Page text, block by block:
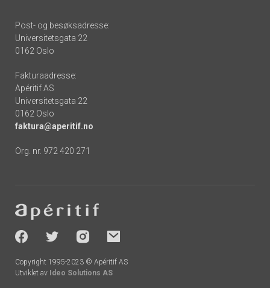
Post- og besøksadresse:
Universitetsgata 22
0162 Oslo
Fakturaadresse:
Apéritif AS
Universitetsgata 22
0162 Oslo
faktura@aperitif.no
Org. nr. 972 420 271
-
socials
Copyright 1995-2023 © Apéritif AS
Utviklet av Ideo Solutions AS